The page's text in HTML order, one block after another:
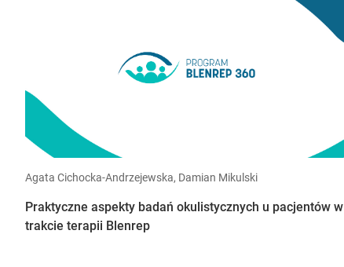
Agata Cichocka-Andrzejewska, Damian Mikulski
Praktyczne aspekty badań okulistycznych u pacjentów w
trakcie terapii Blenrep